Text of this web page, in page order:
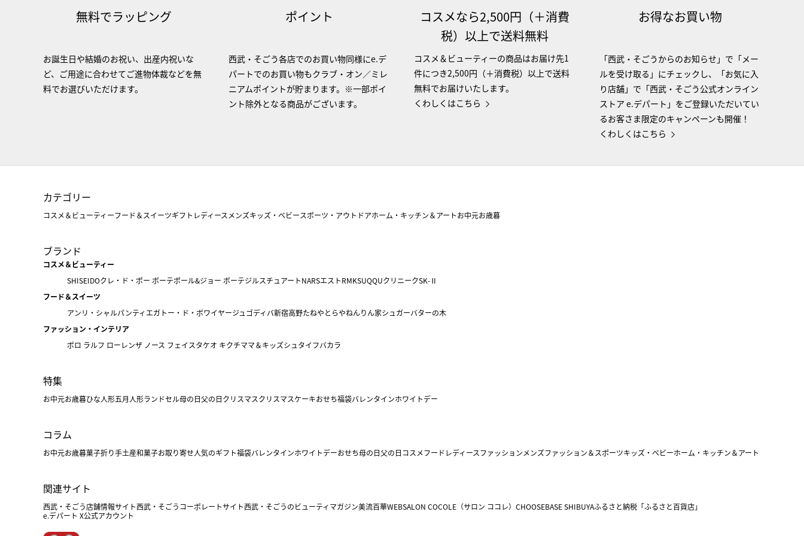
無料でラッピング
お誕生日や結婚のお祝い、出産内祝いな
ど、ご用途に合わせてご進物体裁などを無
料でお選びいただけます。
ポイント
西武・そごう各店でのお買い物同様にe.デ
パートでのお買い物もクラブ・オン／ミレ
ニアムポイントが貯まります。※一部ポイ
ント除外となる商品がございます。
コスメなら2,500円（＋消費
税）以上で送料無料
コスメ＆ビューティーの商品はお届け先1
件につき2,500円（＋消費税）以上で送料
無料でお届けいたします。
くわしくはこちら
お得なお買い物
「西武・そごうからのお知らせ」で「メー
ルを受け取る」にチェックし、「お気に入
り店舗」で「西武・そごう公式オンライン
ストア e.デパート」をご登録いただいてい
るお客さま限定のキャンペーンも開催！
くわしくはこちら
カテゴリー
コスメ＆ビューティーフード＆スイーツギフト レディース メンズキッズ・ベビースポーツ・アウトドアホーム・キッチン＆アートお中元お歳暮
ブランド
コスメ＆ビューティー
SHISEIDOクレ・ド・ポー ボーテポール&ジョー ボーテジルスチュアートNARSエストRMKSUQQUクリニークSK-Ⅱ
フード＆スイーツ
アンリ・シャルパンティエガトー・ド・ボワイヤージュ ゴディバ新宿高野たねやとらやねんりん家シュガーバターの木
ファッション・インテリア
ポロ ラルフ ローレンザ ノース フェイスタケオ キクチママ＆キッズシュタイフバカラ
特集
お中元お歳暮ひな人形五月人形ランドセル母の日父の日クリスマスクリスマスケーキおせち福袋バレンタインホワイトデー
コラム
お中元お歳暮菓子折り手土産和菓子お取り寄せ人気のギフト福袋バレンタインホワイトデーおせち母の日父の日 コスメフードレディースファッションメンズファッション＆スポーツキッズ・ベビーホーム・キッチン＆アート
関連サイト
西武・そごう店舗情報サイト西武・そごうコーポレートサイト西武・そごうのビューティマガジン美流百華WEBSALON COCOLE（サロン ココレ） CHOOSEBASE SHIBUYAふるさと納税「ふるさと百貨店」
e.デパート X公式アカウント